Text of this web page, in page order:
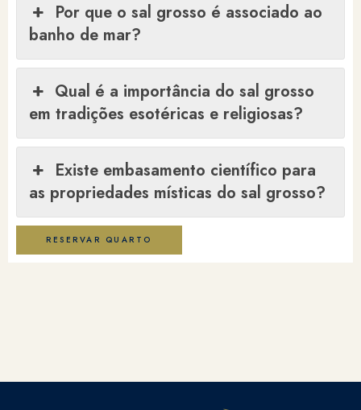
Por que o sal grosso é associado ao
banho de mar?
Qual é a importância do sal grosso
em tradições esotéricas e religiosas?
Existe embasamento científico para
as propriedades místicas do sal grosso?
RESERVAR QUARTO